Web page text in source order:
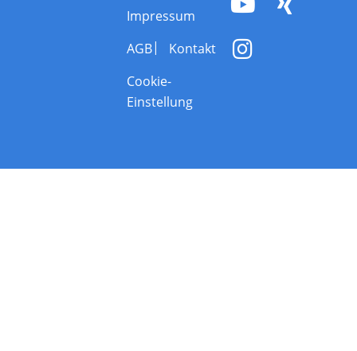
Impressum
AGB
Kontakt
Cookie-
Einstellung